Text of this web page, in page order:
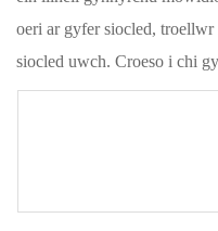
oeri ar gyfer siocled,
siocled uwch. Croeso i chi